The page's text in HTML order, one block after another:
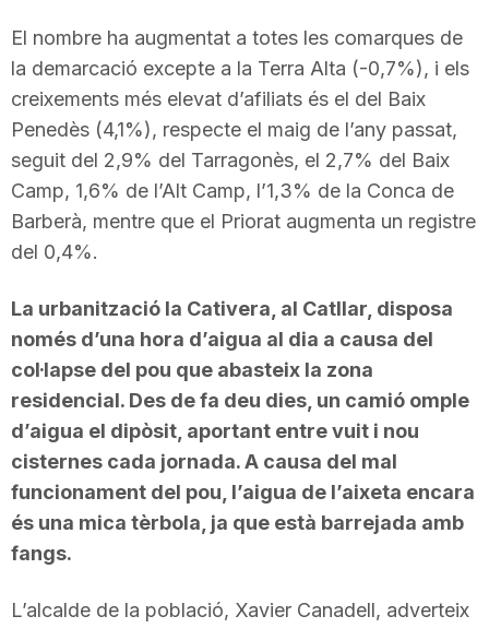
El nombre ha augmentat a totes les comarques de
la demarcació excepte a la Terra Alta (-0,7%), i els
creixements més elevat d’afiliats és el del Baix
Penedès (4,1%), respecte el maig de l’any passat,
seguit del 2,9% del Tarragonès, el 2,7% del Baix
Camp, 1,6% de l’Alt Camp, l’1,3% de la Conca de
Barberà, mentre que el Priorat augmenta un registre
del 0,4%.
La urbanització la Cativera, al Catllar, disposa
només d’una hora d’aigua al dia a causa del
col·lapse del pou que abasteix la zona
residencial. Des de fa deu dies, un camió omple
d’aigua el dipòsit, aportant entre vuit i nou
cisternes cada jornada. A causa del mal
funcionament del pou, l’aigua de l’aixeta encara
és una mica tèrbola, ja que està barrejada amb
fangs.
L’alcalde de la població, Xavier Canadell, adverteix